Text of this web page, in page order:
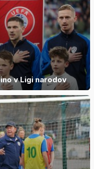
v Ligi narodov